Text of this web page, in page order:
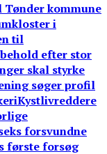
kommune
i
til
efter stor
skal styrke
søger profil
Kystlivreddere
forsvundne
første forsøg